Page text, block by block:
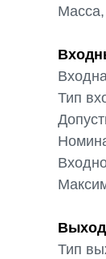
Масса,
Тип
Тип